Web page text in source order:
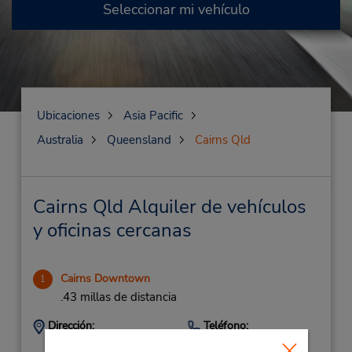
Seleccionar mi vehículo
Ubicaciones
Asia Pacific
Australia
Queensland Cairns Qld
Cairns Qld Alquiler de vehículos
y oficinas cercanas
1 Cairns Downtown
.43 millas de distancia
Dirección:
Teléfono:
CALL: (61) 2 9353